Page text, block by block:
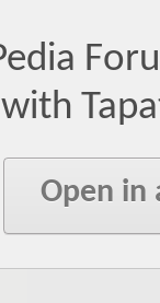
with
Open in